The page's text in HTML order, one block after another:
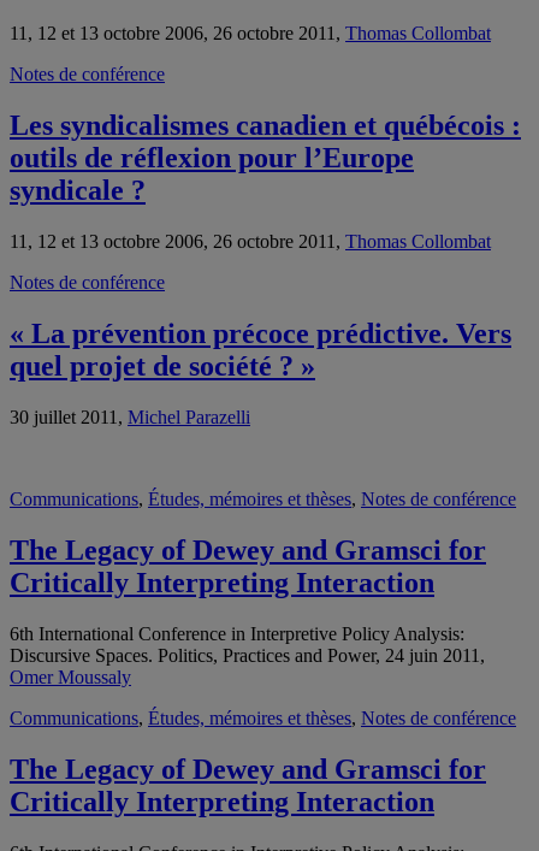
11, 12 et 13 octobre 2006, 26 octobre 2011, Thomas Collombat
Notes de conférence
Les syndicalismes canadien et québécois :
outils de réflexion pour l’Europe
syndicale ?
11, 12 et 13 octobre 2006, 26 octobre 2011, Thomas Collombat
Notes de conférence
« La prévention précoce prédictive. Vers
quel projet de société ? »
30 juillet 2011, Michel Parazelli
Communications, Études, mémoires et thèses, Notes de conférence
The Legacy of Dewey and Gramsci for
Critically Interpreting Interaction
6th International Conference in Interpretive Policy Analysis:
Discursive Spaces. Politics, Practices and Power, 24 juin 2011,
Omer Moussaly
Communications, Études, mémoires et thèses, Notes de conférence
The Legacy of Dewey and Gramsci for
Critically Interpreting Interaction